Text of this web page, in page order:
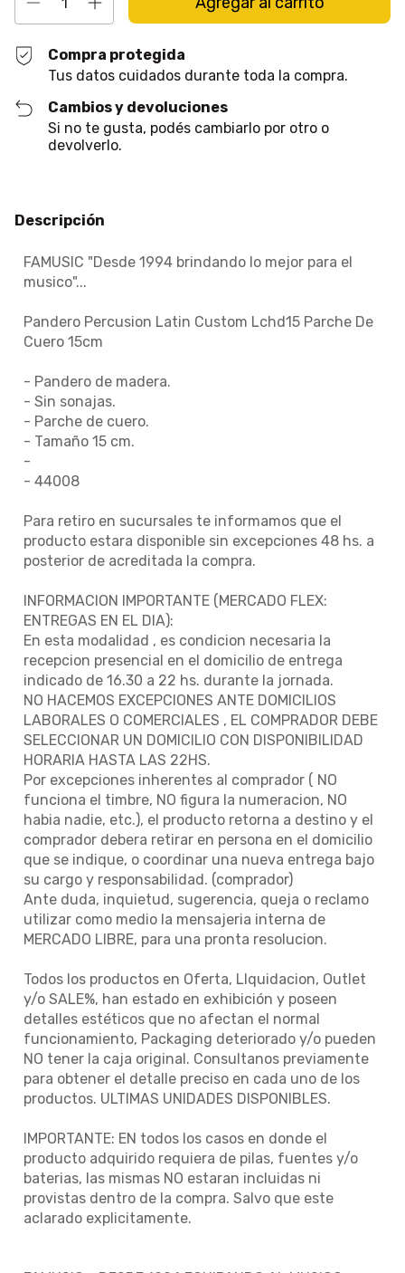
Compra protegida
Tus datos cuidados durante toda la compra.
Cambios y devoluciones
Si no te gusta, podés cambiarlo por otro o
devolverlo.
Descripción
FAMUSIC "Desde 1994 brindando lo mejor para el
musico"...
Pandero Percusion Latin Custom Lchd15 Parche De
Cuero 15cm
- Pandero de madera.
- Sin sonajas.
- Parche de cuero.
- Tamaño 15 cm.
-
- 44008
Para retiro en sucursales te informamos que el
producto estara disponible sin excepciones 48 hs. a
posterior de acreditada la compra.
INFORMACION IMPORTANTE (MERCADO FLEX:
ENTREGAS EN EL DIA):
En esta modalidad , es condicion necesaria la
recepcion presencial en el domicilio de entrega
indicado de 16.30 a 22 hs. durante la jornada.
NO HACEMOS EXCEPCIONES ANTE DOMICILIOS
LABORALES O COMERCIALES , EL COMPRADOR DEBE
SELECCIONAR UN DOMICILIO CON DISPONIBILIDAD
HORARIA HASTA LAS 22HS.
Por excepciones inherentes al comprador ( NO
funciona el timbre, NO figura la numeracion, NO
habia nadie, etc.), el producto retorna a destino y el
comprador debera retirar en persona en el domicilio
que se indique, o coordinar una nueva entrega bajo
su cargo y responsabilidad. (comprador)
Ante duda, inquietud, sugerencia, queja o reclamo
utilizar como medio la mensajeria interna de
MERCADO LIBRE, para una pronta resolucion.
Todos los productos en Oferta, LIquidacion, Outlet
y/o SALE%, han estado en exhibición y poseen
detalles estéticos que no afectan el normal
funcionamiento, Packaging deteriorado y/o pueden
NO tener la caja original. Consultanos previamente
para obtener el detalle preciso en cada uno de los
productos. ULTIMAS UNIDADES DISPONIBLES.
IMPORTANTE: EN todos los casos en donde el
producto adquirido requiera de pilas, fuentes y/o
baterias, las mismas NO estaran incluidas ni
provistas dentro de la compra. Salvo que este
aclarado explicitamente.